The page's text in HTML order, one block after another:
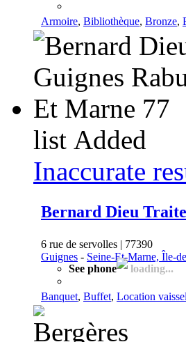
Armoire, Bibliothèque, Bronze,
list Added
Inaccurate
Bernard Dieu
6 rue de servolles | 77390
Guignes - Seine-Et-Marne, Île-
See phone
loading...
Banquet, Buffet, Location